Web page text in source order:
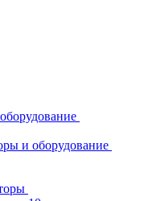
и оборудование